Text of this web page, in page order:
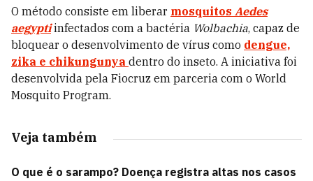
O método consiste em liberar mosquitos Aedes
aegyptiinfectados com a bactéria Wolbachia, capaz de
bloquear o desenvolvimento de vírus como dengue,
zika e chikungunya dentro do inseto. A iniciativa foi
desenvolvida pela Fiocruz em parceria com o World
Mosquito Program.
Veja também
O que é o sarampo? Doença registra altas nos casos